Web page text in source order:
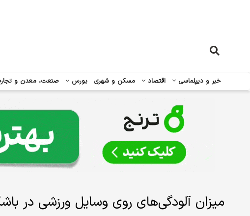
خبر و دیپلماسی اقتصاد مسکن و شهری بورس صنعت، معدن و
میزان آلودگی‌های روی وسایل ورزشی در